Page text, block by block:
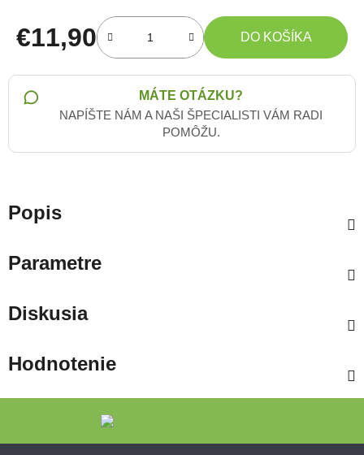
€11,90
Jednotková cena:
DO KOŠÍKA
MÁTE OTÁZKU?
NAPÍŠTE NÁM A NAŠI ŠPECIALISTI VÁM RADI
POMÔŽU.
Popis
Parametre
Diskusia
Hodnotenie